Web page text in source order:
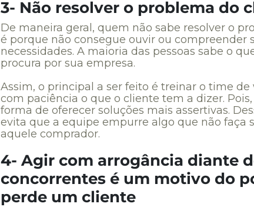
3- Não resolver o problema do
De maneira geral, quem não sabe resolver o
é porque não consegue ouvir ou compreender
necessidades. A maioria das pessoas sabe o
procura por sua empresa.
Assim, o principal a ser feito é treinar o time de
com paciência o que o cliente tem a dizer.
forma de oferecer soluções mais assertivas.
evita que a equipe empurre algo que não faça
aquele comprador.
4- Agir com arrogância diante
concorrentes é um motivo do
perde um cliente